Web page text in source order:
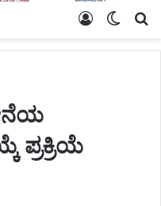
Switch
Log
ಪ್ರಕ್ರಿಯೆ